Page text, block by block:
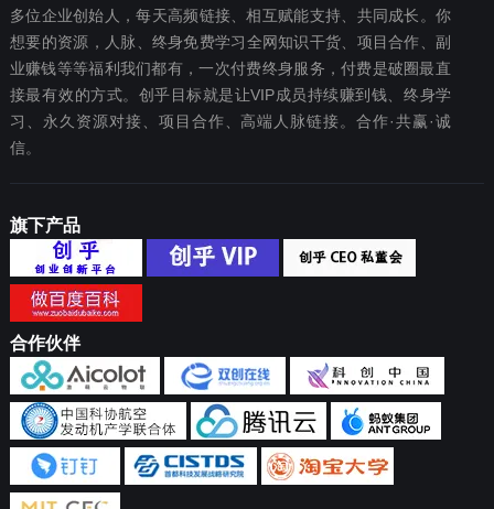
多位企业创始人，每天高频链接、相互赋能支持、共同成长。你
想要‬的资源，人脉、终身免费学习全网知识干货、项目合作、副
业赚钱等等福利我们都‬有，一次付费终‬身服务，付费是破圈最‬直
接最有效‬的方式。创乎目标就是让VIP成员持续赚到钱、终身学
习、永久资源对接、项目合作、高端人脉链接。合作·共赢·诚
信。
旗下产品
合作伙伴